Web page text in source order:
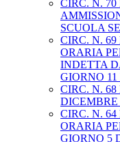
CIRC. N.
SCUOLA
CIRC. N.
ORARIA
INDETTA
GIORNO
CIRC. N.
DICEMBRE
CIRC. N.
ORARIA
GIORNO 5